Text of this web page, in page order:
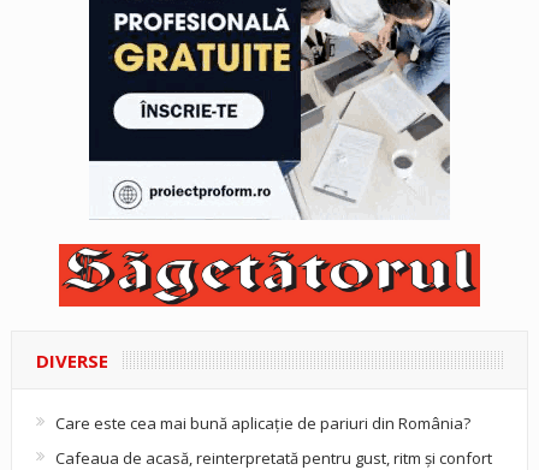
DIVERSE
Care este cea mai bună aplicație de pariuri din România?
Cafeaua de acasă, reinterpretată pentru gust, ritm și confort